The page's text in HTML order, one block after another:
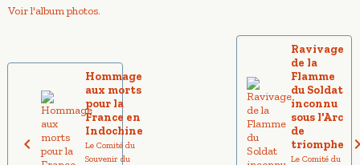
Voir l'album photos.
Hommage
aux morts
pour la
France en
Indochine
Le Comité du
Souvenir du
Ravivage
de la
Flamme
du Soldat
inconnu
sous l'Arc
de
triomphe
Le Comité du